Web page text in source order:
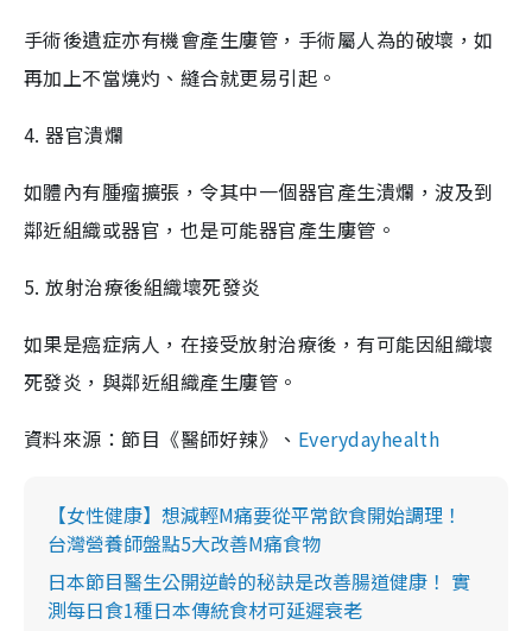
手術後遺症亦有機會產生廔管，手術屬人為的破壞，如
再加上不當燒灼、縫合就更易引起。
4. 器官潰爛
如體內有腫瘤擴張，令其中一個器官產生潰爛，波及到
鄰近組織或器官，也是可能器官產生廔管。
5. 放射治療後組織壞死發炎
如果是癌症病人，在接受放射治療後，有可能因組織壞
死發炎，與鄰近組織產生廔管。
資料來源：節目《醫師好辣》、 Everydayhealth
【女性健康】想減輕M痛要從平常飲食開始調理！
台灣營養師盤點5大改善M痛食物
日本節目醫生公開逆齡的秘訣是改善腸道健康！ 實
測每日食1種日本傳統食材可延遲衰老